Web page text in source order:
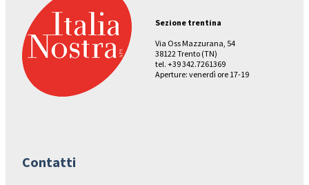
Sezione trentina
Via Oss Mazzurana, 54
38122 Trento (TN)
tel. +39 342.7261369
Aperture: venerdì ore 17-19
Contatti